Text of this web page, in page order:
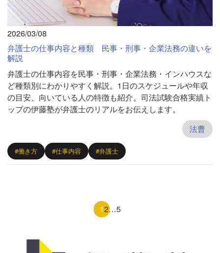
2026/03/08
弁護士の仕事内容と種類 民事・刑事・企業法務の違いを
解説
弁護士の仕事内容を民事・刑事・企業法務・インハウスな
ど種類別にわかりやすく解説。1日のスケジュールや年収
の目安、向いている人の特徴も紹介。司法試験合格実績ト
ップの伊藤塾が弁護士のリアルをお伝えします。
法曹
#働き方 #仕事内容 #弁護士
12…5